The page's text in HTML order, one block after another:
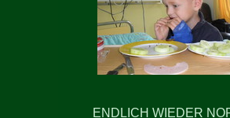
ENDLICH WIEDER